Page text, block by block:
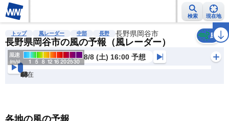
検索 現在地
雨雲レーダー 台風情報 地震情報 警報・注意報 2週間天気 ラ
トップ 風レーダー 中部 長野 長野県岡谷市
長野県岡谷市の風の予報（風レーダー）
風
8/8 (土) 16:00 予想
現在
6h
12
24
36
48
60
72
各地の風の予報